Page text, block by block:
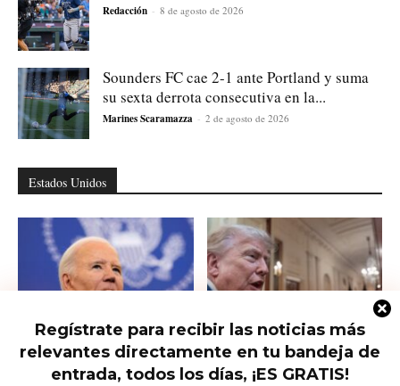
Regístrate para recibir las noticias más
relevantes directamente en tu bandeja de
entrada, todos los días, ¡ES GRATIS!
Redacción - 8 de agosto de 2026
Sounders FC cae 2-1 ante Portland y suma
su sexta derrota consecutiva en la...
Marines Scaramazza - 2 de agosto de 2026
Estados Unidos
Hunter Biden habla del cáncer de
su padre que avanzó hasta...
Qué saber del nuevo intento de
Trump de limitar la ciudadanía...